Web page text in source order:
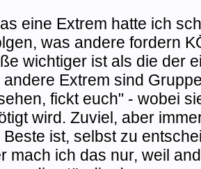
eine Extrem hatte ich
was andere fordern
wichtiger ist als die der
andere Extrem sind
fickt euch" - wobei
wird. Zuviel, aber
Beste ist, selbst zu
mach ich das nur, weil